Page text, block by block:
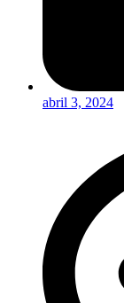
abril 3, 2024